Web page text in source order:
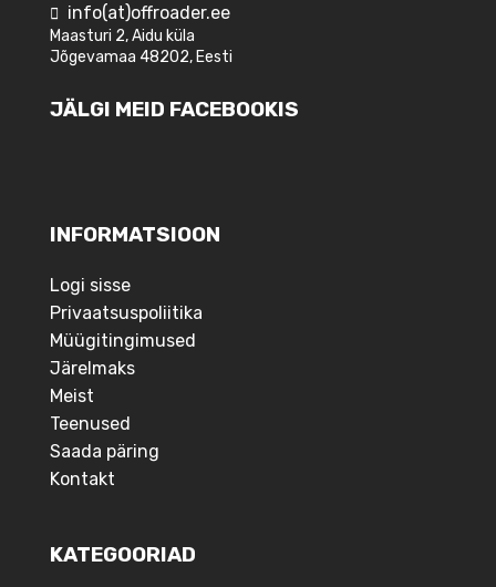
info(at)offroader.ee
Maasturi 2, Aidu küla
Jõgevamaa 48202, Eesti
JÄLGI MEID FACEBOOKIS
INFORMATSIOON
Logi sisse
Privaatsuspoliitika
Müügitingimused
Järelmaks
Meist
Teenused
Saada päring
Kontakt
KATEGOORIAD